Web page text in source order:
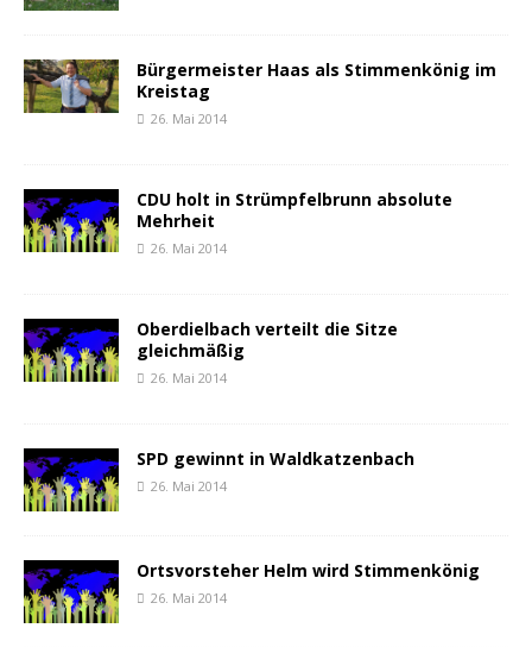
Bürgermeister Haas als Stimmenkönig im
Kreistag
26. Mai 2014
CDU holt in Strümpfelbrunn absolute
Mehrheit
26. Mai 2014
Oberdielbach verteilt die Sitze
gleichmäßig
26. Mai 2014
SPD gewinnt in Waldkatzenbach
26. Mai 2014
Ortsvorsteher Helm wird Stimmenkönig
26. Mai 2014